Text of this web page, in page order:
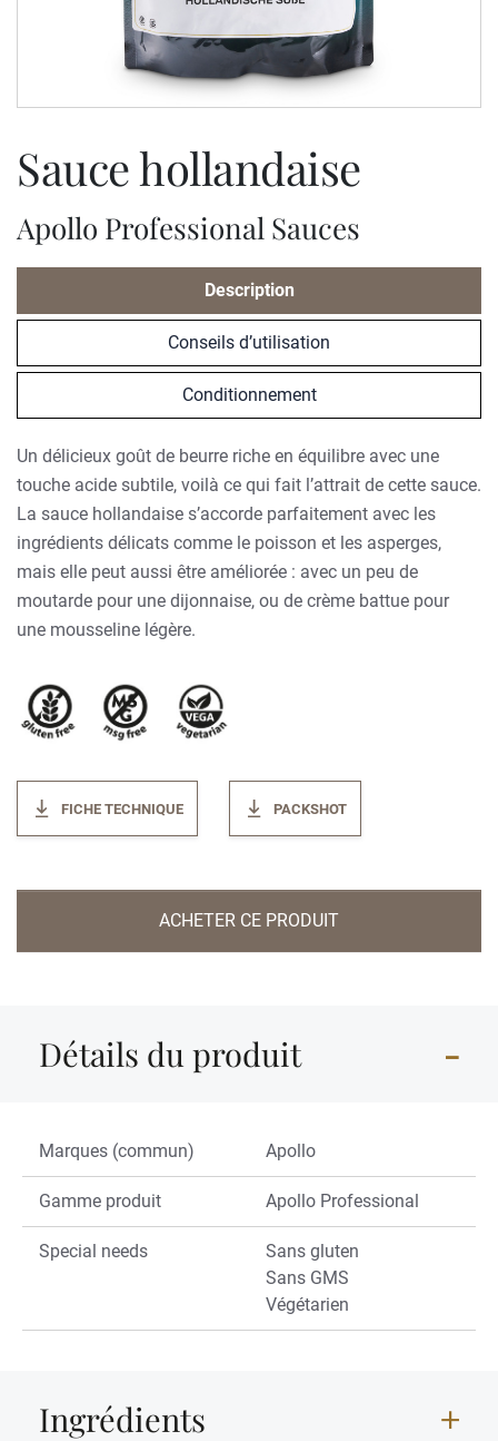
sauce hollandaise
Apollo Professional Sauces
Description
Conseils d’utilisation
Conditionnement
Un délicieux goût de beurre riche en équilibre avec une
touche acide subtile, voilà ce qui fait l’attrait de cette sauce.
La sauce hollandaise s’accorde parfaitement avec les
ingrédients délicats comme le poisson et les asperges,
mais elle peut aussi être améliorée : avec un peu de
moutarde pour une dijonnaise, ou de crème battue pour
une mousseline légère.
FICHE TECHNIQUE PACKSHOT
ACHETER CE PRODUIT
Détails du produit
Marques (commun) Apollo
Gamme produit Apollo Professional
Special needs
Sans gluten
Sans GMS
Végétarien
Ingrédients